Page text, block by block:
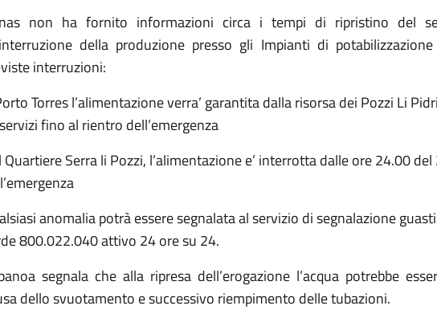
non ha fornito informazioni circa i tempi di ripristino del
della produzione presso gli Impianti di
interruzioni:
Torres l’alimentazione verra’ garantita dalla risorsa dei Pozzi Li
fino al rientro dell’emergenza
Quartiere Serra li Pozzi, l’alimentazione e’ interrotta dalle ore 24.00
anomalia potrà essere segnalata al servizio di segnalazione
800.022.040 attivo 24 ore su 24.
segnala che alla ripresa dell’erogazione l’acqua potrebbe
dello svuotamento e successivo riempimento delle tubazioni.